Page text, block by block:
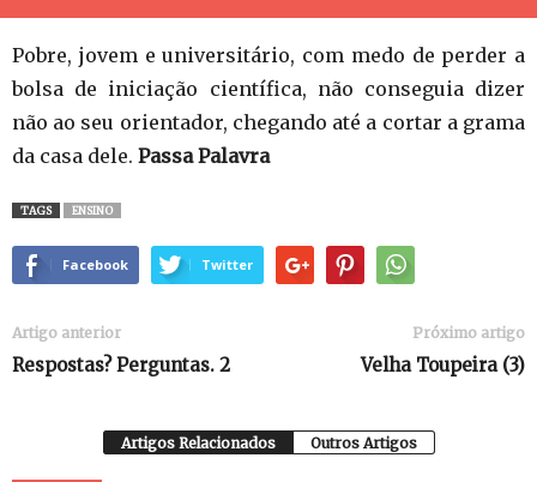
Pobre, jovem e universitário, com medo de perder a
bolsa de iniciação científica, não conseguia dizer
não ao seu orientador, chegando até a cortar a grama
da casa dele. Passa Palavra
TAGS ENSINO
Facebook Twitter
Artigo anterior
Respostas? Perguntas. 2
Próximo artigo
Velha Toupeira (3)
Artigos Relacionados Outros Artigos